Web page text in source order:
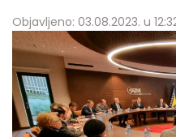
Objavljeno: 03.08.2023. u